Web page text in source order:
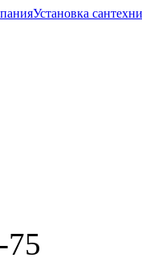
Установка
75